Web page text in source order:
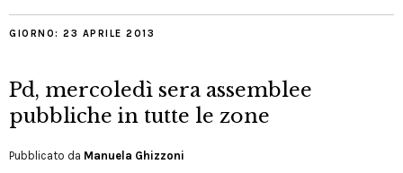
GIORNO: 23 APRILE 2013
Pd, mercoledì sera assemblee
pubbliche in tutte le zone
Pubblicato da Manuela Ghizzoni